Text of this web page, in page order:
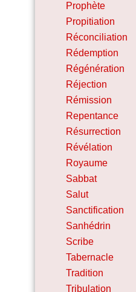
Prophète
Propitiation
Réconciliation
Rédemption
Régénération
Réjection
Rémission
Repentance
Résurrection
Révélation
Royaume
Sabbat
Salut
Sanctification
Sanhédrin
Scribe
Tabernacle
Tradition
Tribulation